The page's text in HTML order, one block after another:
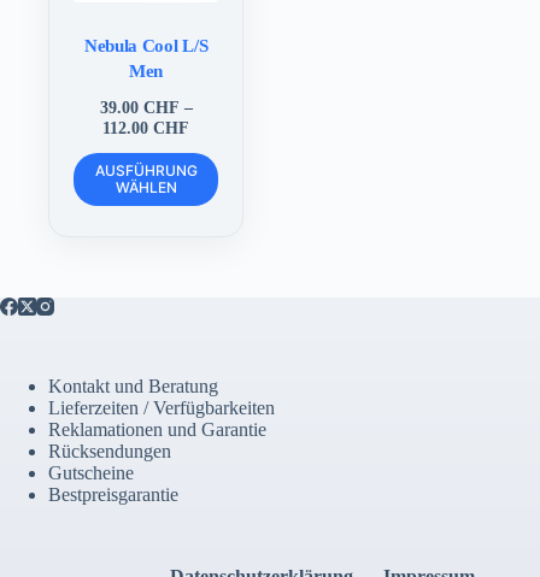
Nebula Cool L/S
Men
39.00 CHF –
112.00CHF
bis
112.00 CHF
AUSFÜHRUNG
WÄHLEN
Dieses
Produkt
weist
der
Produktseite
gewählt
werden
Kontakt und Beratung
Lieferzeiten / Verfügbarkeiten
Reklamationen und Garantie
Rücksendungen
Gutscheine
Bestpreisgarantie